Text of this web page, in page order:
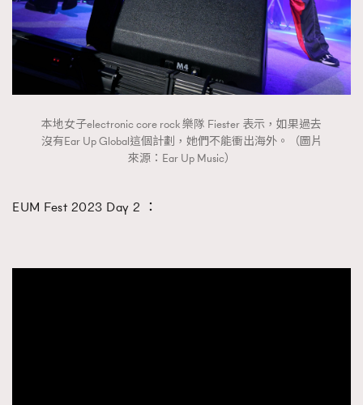
本地女子electronic core rock 樂隊 Fiester 表示，如果過去
沒有Ear Up Global這個計劃，她們不能衝出海外。（圖片
來源：Ear Up Music）
EUM Fest 2023 Day 2 ：